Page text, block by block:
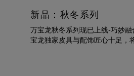
新品：秋冬系列
万宝龙秋冬系列现已上线-巧妙
宝龙独家皮具与配饰匠心十足，